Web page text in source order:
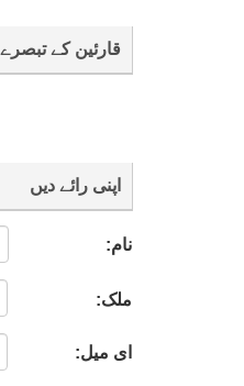
قارئین کے تبصرے
اپنی رائے دیں
نام:
ملک:
ای میل: